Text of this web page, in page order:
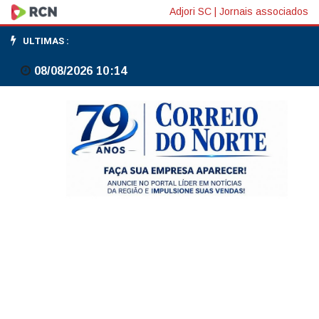
MME:
portaria
prevê
novembro
Adjori SC Jornais associados
ULTIMAS :
08/08/2026 10:14